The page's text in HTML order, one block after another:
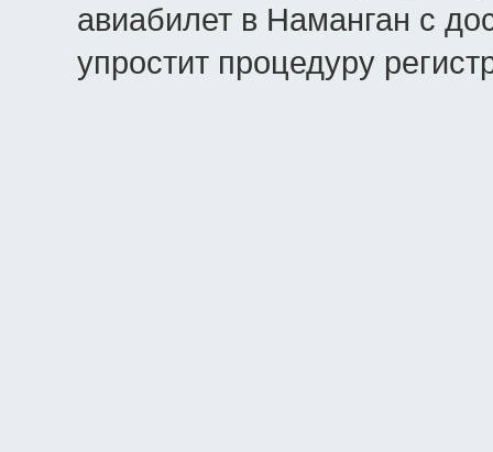
авиабилет в Наманган с
упростит процедуру